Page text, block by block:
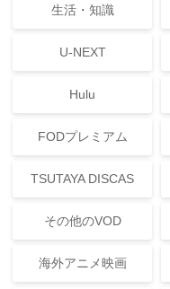
生活・知識
U-NEXT
Hulu
FODプレミアム
TSUTAYA DISCAS
その他のVOD
海外アニメ映画